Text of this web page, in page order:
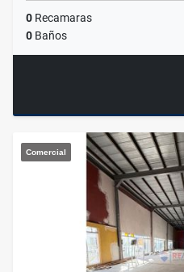
0 Recamaras
0 Baños
Comercial